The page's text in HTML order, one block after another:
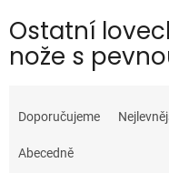
Ostatní
nože s
a
e
Doporučujeme
Abecedně